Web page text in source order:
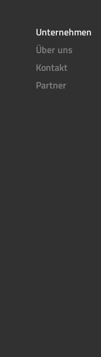
Unternehmen
Über uns
Kontakt
Partner